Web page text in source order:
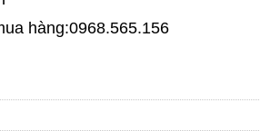
hàng:0968.565.156